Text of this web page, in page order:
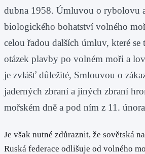
dubna 1958. Úmluvou o rybolovu
biologického bohatství volného
celou řadou dalších úmluv, které
otázek plavby po volném moři a
je zvlášť důležité, Smlouvou o
jaderných zbraní a jiných zbraní
mořském dně a pod ním z 11.
Je však nutné zdůraznit, že sovětská
Ruská federace odlišuje od volného